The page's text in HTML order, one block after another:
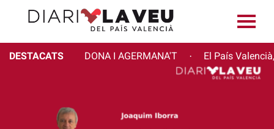
DESTACATS DONA I AGERMANA'T · El País